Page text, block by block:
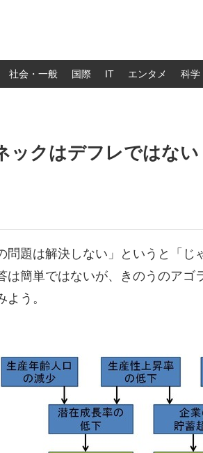
社会・一般 国際 IT エンタメ 科学
ックはデフレではない
問題は解決しない」というと「
は簡単ではないが、きのうのアゴ
う。